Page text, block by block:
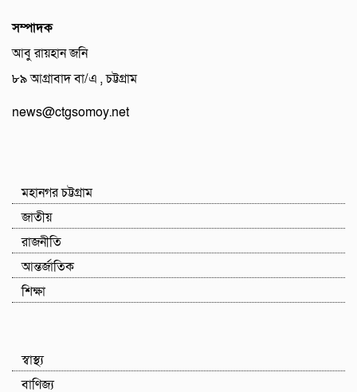
সম্পাদক
আবু রায়হান জনি
৮৯ আগ্রাবাদ বা/এ , চট্টগ্রাম
news@ctgsomoy.net
মহানগর চট্টগ্রাম
জাতীয়
রাজনীতি
আন্তর্জাতিক
শিক্ষা
স্বাস্থ্য
বাণিজ্য